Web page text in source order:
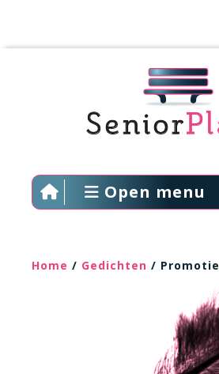
Open menu
Home / Gedichten / Promotie